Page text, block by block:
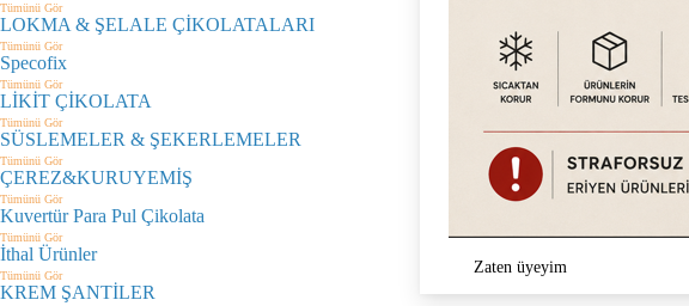
Tümünü Gör
LOKMA & ŞELALE ÇİKOLATALARI
Tümünü Gör
Specofix
Tümünü Gör
LİKİT ÇİKOLATA
Tümünü Gör
SÜSLEMELER & ŞEKERLEMELER
Tümünü Gör
ÇEREZ&KURUYEMİŞ
Tümünü Gör
Kuvertür Para Pul Çikolata
Tümünü Gör
İthal Ürünler
Tümünü Gör
KREM ŞANTİLER
Zaten üyeyim